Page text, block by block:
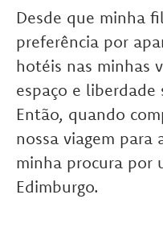
Desde que minha
preferência por
hotéis nas minhas
espaço e
Então, quando
nossa viagem para
minha procura por
Edimburgo.